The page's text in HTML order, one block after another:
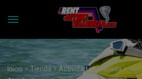
Inicio Tienda
Actividad destacada